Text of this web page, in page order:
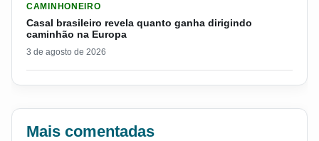
CAMINHONEIRO
Casal brasileiro revela quanto ganha dirigindo
caminhão na Europa
3 de agosto de 2026
Mais comentadas